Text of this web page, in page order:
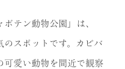
テン動物公園」は、
スポットです。カピバ
可愛い動物を間近で観察